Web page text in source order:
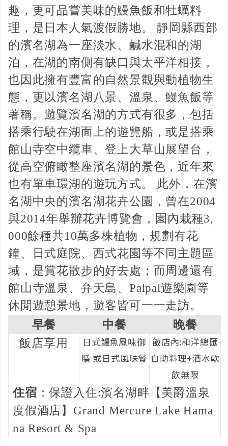
趣，更可品嘗美味的鰻魚飯和牡蠣料
理，是日本人氣渡假勝地。 靜岡縣西部
的濱名湖為一座淡水、鹹水混和的湖
泊，在湖的南側有缺口與太平洋相接，
也因此擁有豐富的自然景觀與動植物生
態，更以濱名湖八景、溫泉、鰻魚飯等
著稱。遊覽濱名湖的方式有很多，包括
搭乘行駛在湖面上的遊覽船，或是搭乘
館山寺空中纜車、登上大草山展望台，
從高空俯瞰整座濱名湖的景色，近年來
也有單車環湖的遊玩方式。 此外，在濱
名湖中央的濱名湖花卉公園，曾在2004
與2014年舉辦花卉博覽會，園內栽種3,
000餘種共10萬多株植物，規劃有花
鐘、日式庭院、西式花園等不同主題區
域，是賞花散步的好去處；而周邊還有
館山寺溫泉、弁天島、Palpal遊樂園等
休閒遊憩景地，遊客皆可一一走訪。
早餐
中餐
晚餐
飯店享用
日式鰻魚風味御
膳 或日式風味餐
飯店內:和洋總匯
自助料理+酒水軟
飲無限
住宿 ：保證入住:濱名湖畔【美爵溫泉
度假酒店】Grand Mercure Lake Hama
na Resort & Spa